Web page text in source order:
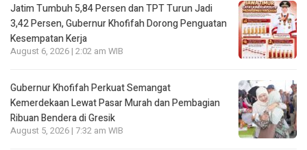
Jatim Tumbuh 5,84 Persen dan TPT Turun Jadi
3,42 Persen, Gubernur Khofifah Dorong Penguatan
Kesempatan Kerja
August 6, 2026 | 2:02 am WIB
Gubernur Khofifah Perkuat Semangat
Kemerdekaan Lewat Pasar Murah dan Pembagian
Ribuan Bendera di Gresik
August 5, 2026 | 7:32 am WIB